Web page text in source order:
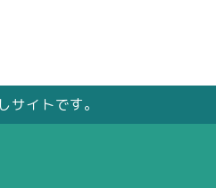
イトです。